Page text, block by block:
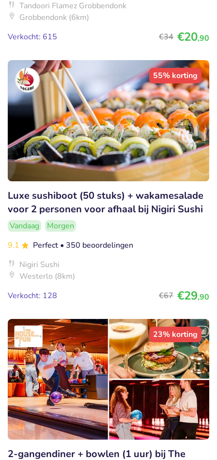
Tandoori Flamez Grobbendonk
Grobbendonk (6km)
Verkocht: 615
€34 €20,90
55% korting
Luxe sushiboot (50 stuks) + wakamesalade
voor 2 personen voor afhaal bij Nigiri Sushi
Vandaag
Morgen
9.1
Perfect • 350 beoordelingen
Nigiri Sushi
Westerlo (8km)
Verkocht: 128
€67 €29,90
23% korting
2-gangendiner + bowlen (1 uur) bij The